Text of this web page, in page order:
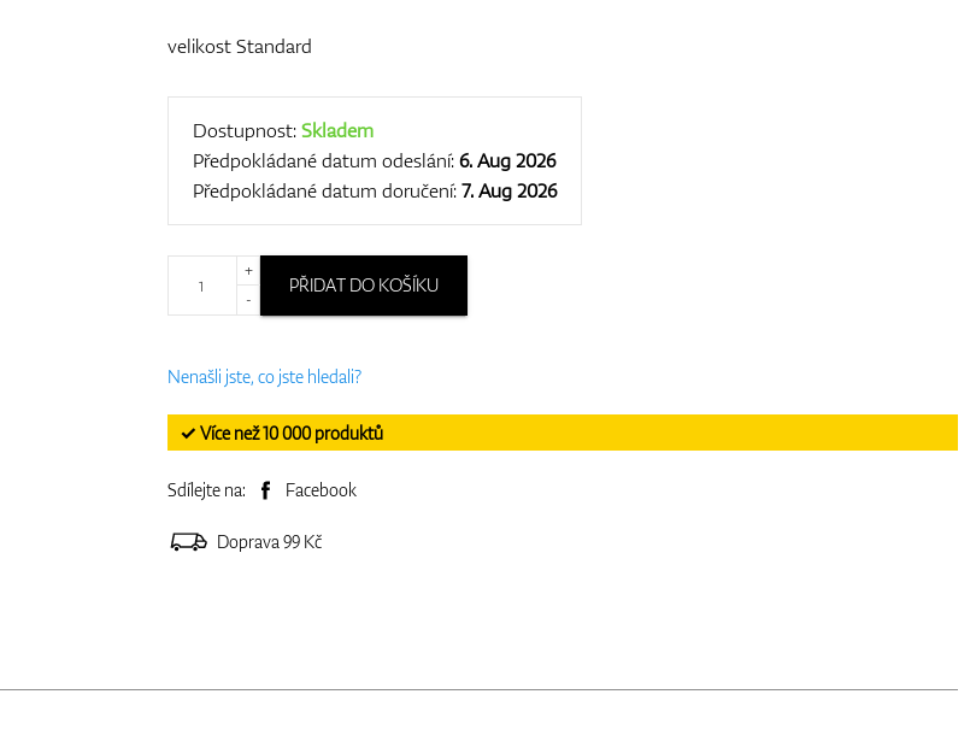
velikost Standard
Dostupnost:Skladem
Předpokládané datum odeslání:6. Aug 2026
Předpokládané datum doručení:7. Aug 2026
+
-
PŘIDAT DO KOŠÍKU
Nenašli jste, co jste hledali?
✓ Více než 10 000 produktů
Sdílejte na: Facebook
Doprava 99 Kč